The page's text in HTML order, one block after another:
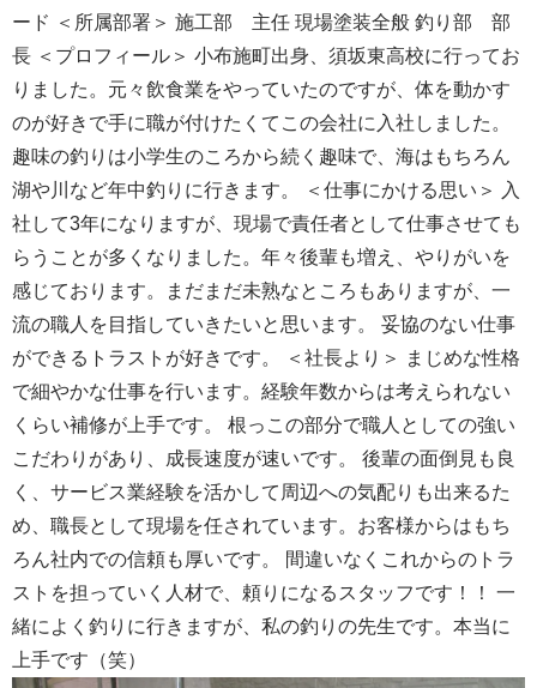
ード ＜所属部署＞ 施工部 主任 現場塗装全般 釣り部 部
長 ＜プロフィール＞ 小布施町出身、須坂東高校に行ってお
りました。元々飲食業をやっていたのですが、体を動かす
のが好きで手に職が付けたくてこの会社に入社しました。
趣味の釣りは小学生のころから続く趣味で、海はもちろん
湖や川など年中釣りに行きます。 ＜仕事にかける思い＞ 入
社して3年になりますが、現場で責任者として仕事させても
らうことが多くなりました。年々後輩も増え、やりがいを
感じております。まだまだ未熟なところもありますが、一
流の職人を目指していきたいと思います。 妥協のない仕事
ができるトラストが好きです。 ＜社長より＞ まじめな性格
で細やかな仕事を行います。経験年数からは考えられない
くらい補修が上手です。 根っこの部分で職人としての強い
こだわりがあり、成長速度が速いです。 後輩の面倒見も良
く、サービス業経験を活かして周辺への気配りも出来るた
め、職長として現場を任されています。お客様からはもち
ろん社内での信頼も厚いです。 間違いなくこれからのトラ
ストを担っていく人材で、頼りになるスタッフです！！ 一
緒によく釣りに行きますが、私の釣りの先生です。本当に
上手です（笑）